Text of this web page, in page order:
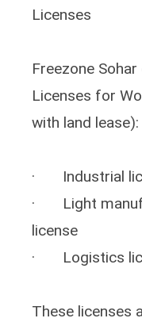
Licenses
Freezone
Licenses for
with land lease):
· Industrial
· Light
license
· Logistics
These licenses